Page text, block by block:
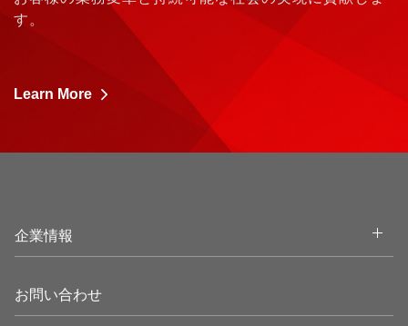
す。
Learn More
企業情報
お問い合わせ